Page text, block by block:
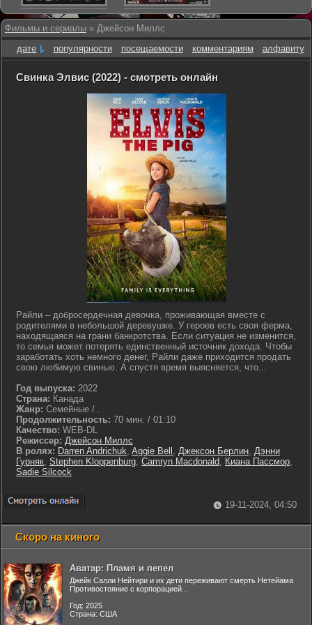
Фильмы и сериалы » Джейсон Миллс
дате
популярности посещаемости комментариям алфавиту
Свинка Элвис (2022) - смотреть онлайн
Райли – добросердечная девочка, проживающая вместе с
родителями в небольшой деревушке. У героев есть своя ферма,
находящаяся на грани банкротства. Если ситуация не изменится,
то семья может потерять единственный источник дохода. Чтобы
заработать хоть немного денег, Райли даже приходится продать
свою любимую свинью. А спустя время выясняется, что...
Год выпуска: 2022
Страна: Канада
Жанр: Семейные / .
Продолжительность: 70 мин. / 01:10
Качество: WEB-DL
Режиссер: Джейсон Миллс
В ролях: Darren Andrichuk, Aggie Bell , Джексон Берлин, Дэнни
Гурняк, Stephen Kloppenburg, Camryn Macdonald, Киана Пассмор,
Sadie Silcock
19-11-2024, 04:50
Скоро на киного
Аватар: Пламя и пепел
Джейк Салли Нейтири и их дети переживают смерть Нетейама
Противостояние с корпорацией...
Год: 2025
Страна: США